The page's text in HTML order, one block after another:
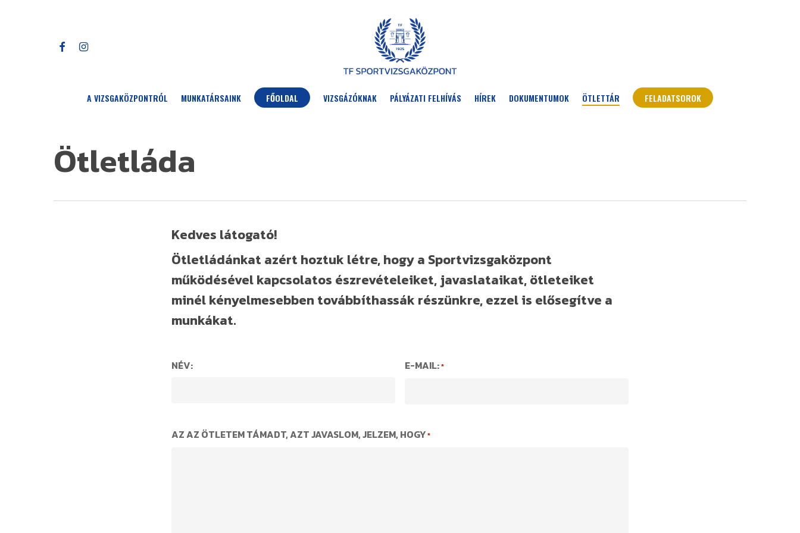
FACEBOOKINSTAGRAM
A VIZSGAKÖZPONTRÓL MUNKATÁRSAINK FŐOLDAL VIZSGÁZÓKNAK PÁLYÁZATI FELHÍVÁS HÍREK DOKUMENTUMOK ÖTLETTÁR FELADATSOROK
Ötletláda
Kedves látogató!
Ötletládánkat azért hoztuk létre, hogy a Sportvizsgaközpont
működésével kapcsolatos észrevételeiket, javaslataikat, ötleteiket
minél kényelmesebben továbbíthassák részünkre, ezzel is elősegítve a
munkákat.
NÉV: E-MAIL:*
AZ AZ ÖTLETEM TÁMADT, AZT JAVASLOM, JELZEM, HOGY*